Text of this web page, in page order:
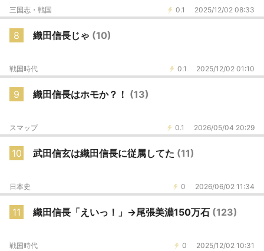
0.1 2025/12/02 08:33
三国志・戦国
8 織田信長じゃ (10)
0.1 2025/12/02 01:10
戦国時代
9 織田信長はホモか？！ (13)
0.1 2026/05/04 20:29
スマップ
10 武田信玄は織田信長に従属してた (11)
0 2026/06/02 11:34
日本史
11 織田信長「えいっ！」→尾張美濃150万石 (123)
0 2025/12/02 10:31
戦国時代